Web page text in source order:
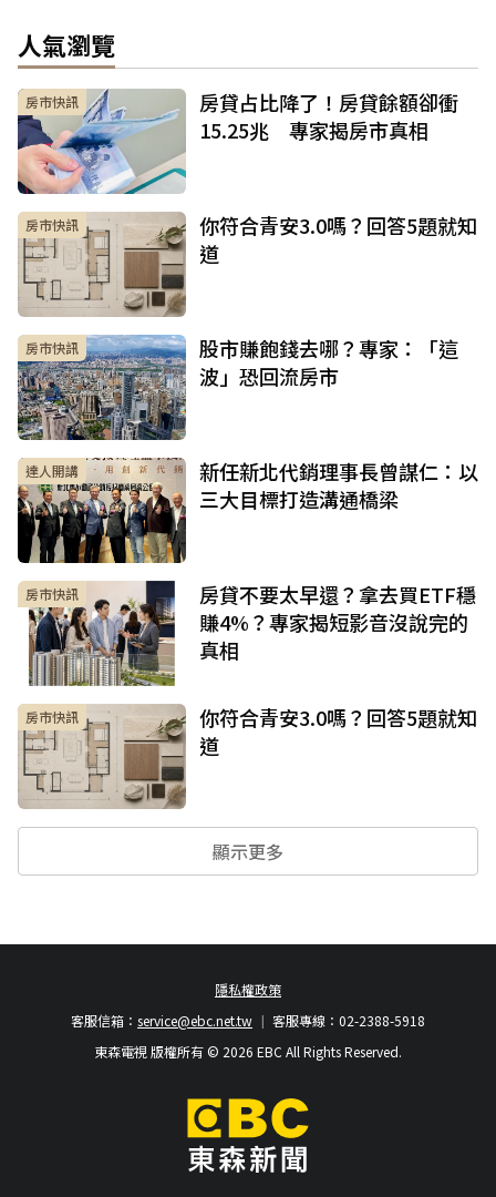
人氣瀏覽
房市快訊
房貸占比降了！房貸餘額卻衝
15.25兆 專家揭房市真相
房市快訊
你符合青安3.0嗎？回答5題就知
道
房市快訊
股市賺飽錢去哪？專家：「這
波」恐回流房市
達人開講
新任新北代銷理事長曾謀仁：以
三大目標打造溝通橋梁
房市快訊
房貸不要太早還？拿去買ETF穩
賺4%？專家揭短影音沒說完的
真相
房市快訊
你符合青安3.0嗎？回答5題就知
道
顯示更多
隱私權政策
客服專線：02-2388-5918
客服信箱： service@ebc.net.tw
東森電視 版權所有 © 2026 EBC All Rights Reserved.